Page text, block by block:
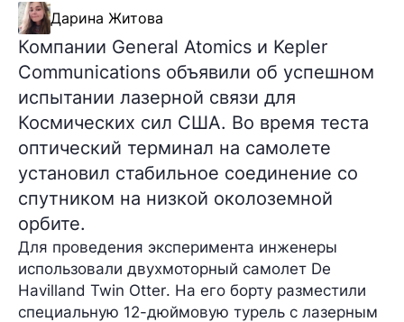
Дарина Житова
Компании General Atomics и Kepler
Communications объявили об успешном
испытании лазерной связи для
Космических сил США. Во время теста
оптический терминал на самолете
установил стабильное соединение со
спутником на низкой околоземной
орбите.
Для проведения эксперимента инженеры
использовали двухмоторный самолет De
Havilland Twin Otter. На его борту разместили
специальную 12-дюймовую турель с лазерным